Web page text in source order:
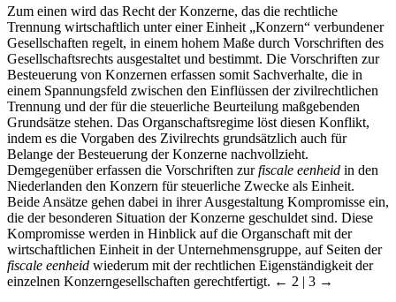
Zum einen wird das Recht der Konzerne, das die rechtliche
Trennung wirtschaftlich unter einer Einheit „Konzern“ verbundener
Gesellschaften regelt, in einem hohem Maße durch Vorschriften des
Gesellschaftsrechts ausgestaltet und bestimmt. Die Vorschriften zur
Besteuerung von Konzernen erfassen somit Sachverhalte, die in
einem Spannungsfeld zwischen den Einflüssen der zivilrechtlichen
Trennung und der für die steuerliche Beurteilung maßgebenden
Grundsätze stehen. Das Organschaftsregime löst diesen Konflikt,
indem es die Vorgaben des Zivilrechts grundsätzlich auch für
Belange der Besteuerung der Konzerne nachvollzieht.
Demgegenüber erfassen die Vorschriften zurfiscale eenheid in den
Niederlanden den Konzern für steuerliche Zwecke als Einheit.
Beide Ansätze gehen dabei in ihrer Ausgestaltung Kompromisse ein,
die der besonderen Situation der Konzerne geschuldet sind. Diese
Kompromisse werden in Hinblick auf die Organschaft mit der
wirtschaftlichen Einheit in der Unternehmensgruppe, auf Seiten der
fiscale eenheid wiederum mit der rechtlichen Eigenständigkeit der
einzelnen Konzerngesellschaften gerechtfertigt. ← 2 | 3 →